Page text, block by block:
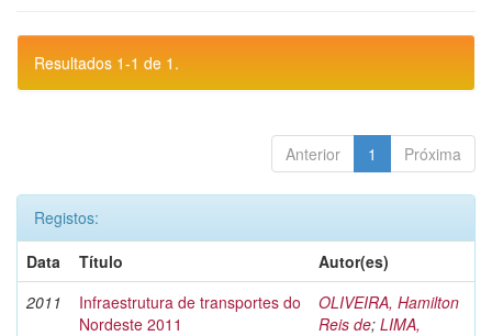
Resultados 1-1 de 1.
Anterior 1 Próxima
Registos:
Data
Título
Autor(es)
2011
Infraestrutura de transportes do
Nordeste 2011
OLIVEIRA, Hamilton
Reis de; LIMA,